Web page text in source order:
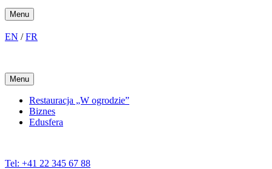
Menu
EN /FR
Menu
Restauracja „W ogrodzie”
Biznes
Edusfera
Tel: +41 22 345 67 88